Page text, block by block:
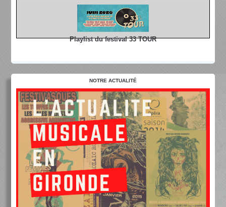
Playlist du festival 33 TOUR
NOTRE ACTUALITÉ